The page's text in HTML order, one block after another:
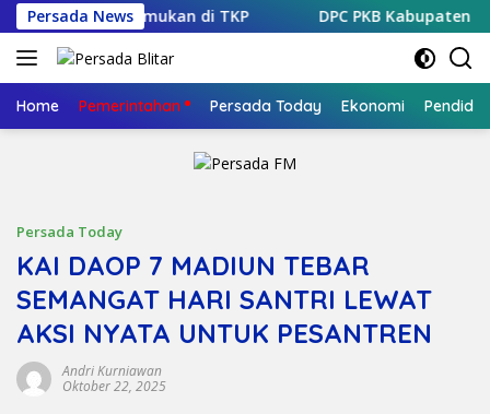
Langsung
ke
konten
Persada News
Ditemukan di TKP DPC PKB Kabupaten Blitar
Home Pemerintahan Persada Today Ekonomi
Persada Today
KAI DAOP 7 MADIUN TEBAR
SEMANGAT HARI SANTRI LEWAT
AKSI NYATA UNTUK PESANTREN
Andri Kurniawan
Oktober 22, 2025